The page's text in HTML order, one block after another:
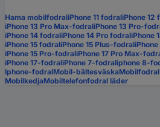
Hama mobilfodraliPhone 11 fodraliPhone 12
iPhone 13 Pro Max-fodraliPhone 13 Pro-
iPhone 14 fodraliPhone 14 Pro fodraliPhone
iPhone 15 fodraliPhone 15 Plus-fodral
iPhone 15 Pro-fodraliPhone 17 Pro Max-
iPhone 17-fodraliPhone 7-fodraliphone 8-
Iphone-fodralMobil-bältesväska
MobilkedjaMobiltelefonfodral läder